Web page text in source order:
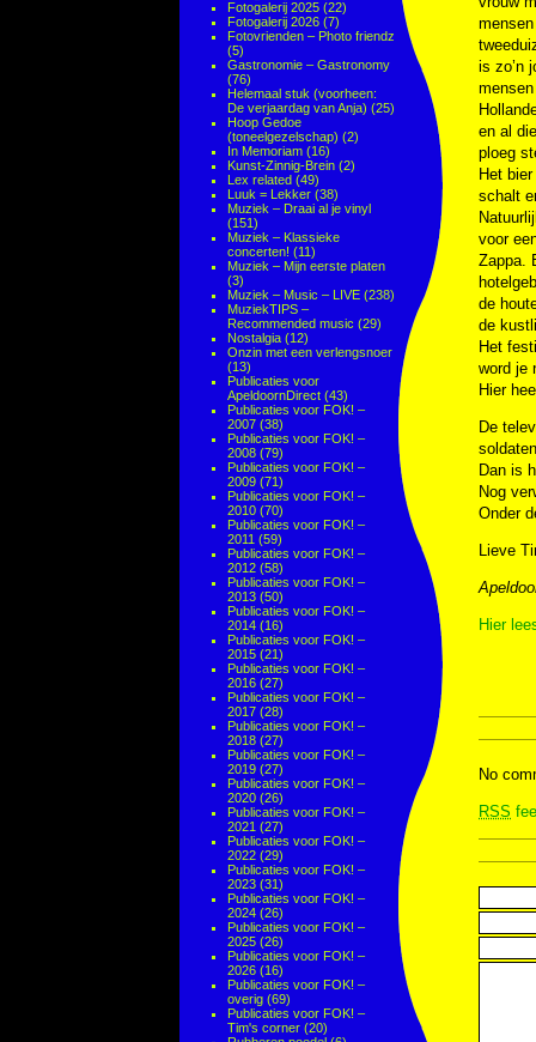
Fotogalerij 2025 (22)
Fotogalerij 2026 (7)
Fotovrienden – Photo friendz
(5)
Gastronomie – Gastronomy
(76)
Helemaal stuk (voorheen:
De verjaardag van Anja) (25)
Hoop Gedoe
(toneelgezelschap) (2)
In Memoriam (16)
Kunst-Zinnig-Brein (2)
Lex related (49)
Luuk = Lekker (38)
Muziek – Draai al je vinyl
(151)
Muziek – Klassieke
concerten! (11)
Muziek – Mijn eerste platen
(3)
Muziek – Music – LIVE (238)
MuziekTIPS –
Recommended music (29)
Nostalgia (12)
Onzin met een verlengsnoer
(13)
Publicaties voor
ApeldoornDirect (43)
Publicaties voor FOK! –
2007 (38)
Publicaties voor FOK! –
2008 (79)
Publicaties voor FOK! –
2009 (71)
Publicaties voor FOK! –
2010 (70)
Publicaties voor FOK! –
2011 (59)
Publicaties voor FOK! –
2012 (58)
Publicaties voor FOK! –
2013 (50)
Publicaties voor FOK! –
2014 (16)
Publicaties voor FOK! –
2015 (21)
Publicaties voor FOK! –
2016 (27)
Publicaties voor FOK! –
2017 (28)
Publicaties voor FOK! –
2018 (27)
Publicaties voor FOK! –
2019 (27)
Publicaties voor FOK! –
2020 (26)
Publicaties voor FOK! –
2021 (27)
Publicaties voor FOK! –
2022 (29)
Publicaties voor FOK! –
2023 (31)
Publicaties voor FOK! –
2024 (26)
Publicaties voor FOK! –
2025 (26)
Publicaties voor FOK! –
2026 (16)
Publicaties voor FOK! –
overig (69)
Publicaties voor FOK! –
Tim's corner (20)
is zo’n
en al
ploeg
Het
schalt
voor
Zappa.
de
de
Het
word je
Hier
De
Dan is
Nog
Onder
Lieve
Hier
No
RSS